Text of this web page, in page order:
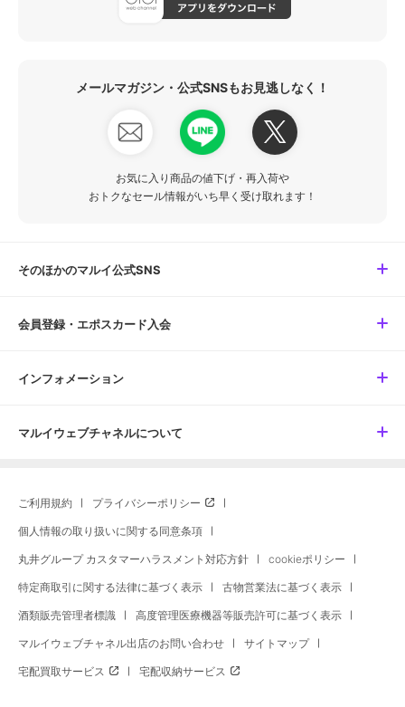
メールマガジン・公式SNSもお見逃しなく！
お気に入り商品の値下げ・再入荷や
おトクなセール情報がいち早く受け取れます！
そのほかのマルイ公式SNS
会員登録・エポスカード入会
インフォメーション
マルイウェブチャネルについて
ご利用規約 プライバシーポリシー
個人情報の取り扱いに関する同意条項
丸井グループ カスタマーハラスメント対応方針 cookieポリシー
特定商取引に関する法律に基づく表示 古物営業法に基づく表示
酒類販売管理者標識 高度管理医療機器等販売許可に基づく表示
マルイウェブチャネル出店のお問い合わせ サイトマップ
宅配買取サービス 宅配収納サービス